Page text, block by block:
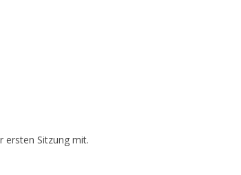
ersten Sitzung mit.